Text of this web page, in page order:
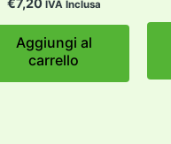
IVA Inclusa
Aggiungi al
carrello